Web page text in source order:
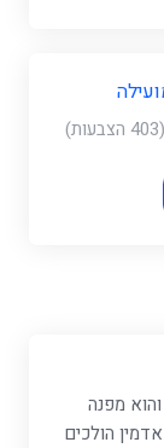
מפנה
הולכים